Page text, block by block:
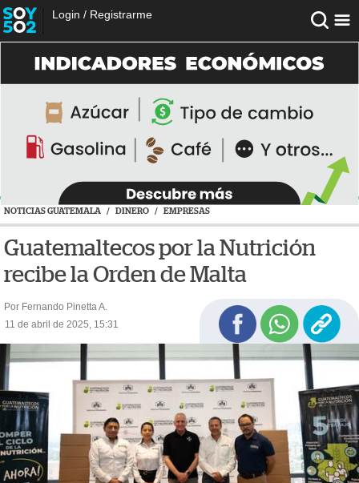
Login / Registrarme
NOTICIAS GUATEMALA / DINERO / EMPRESAS
Guatemaltecos por la Nutrición
recibe la Orden de Malta
Por Fernando Pinetta A.
11 de abril de 2025, 15:31